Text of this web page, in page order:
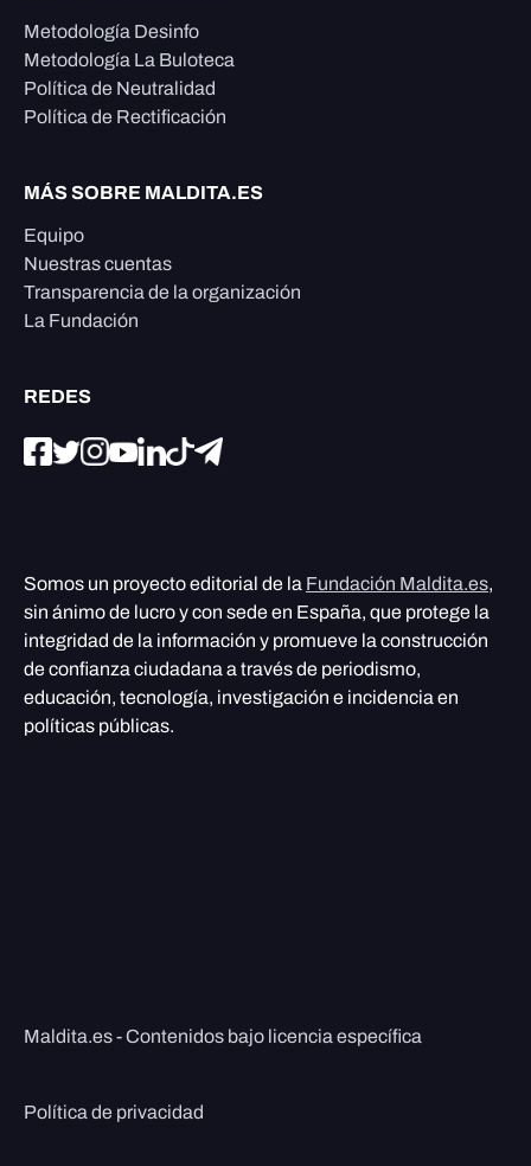
Metodología Desinfo
Metodología La Buloteca
Política de Neutralidad
Política de Rectificación
MÁS SOBRE MALDITA.ES
Equipo
Nuestras cuentas
Transparencia de la organización
La Fundación
REDES
Somos un proyecto editorial de la Fundación Maldita.es,
sin ánimo de lucro y con sede en España, que protege la
integridad de la información y promueve la construcción
de confianza ciudadana a través de periodismo,
educación, tecnología, investigación e incidencia en
políticas públicas.
Maldita.es - Contenidos bajo licencia específica
Política de privacidad